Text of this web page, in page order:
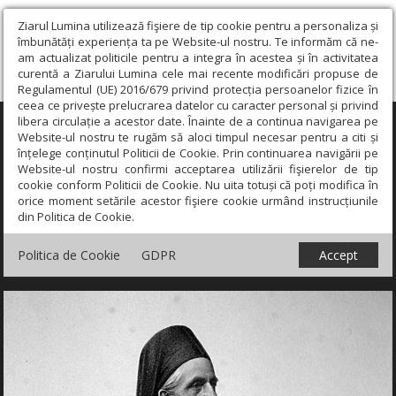
Ziarul Lumina utilizează fişiere de tip cookie pentru a personaliza și
îmbunătăți experiența ta pe Website-ul nostru. Te informăm că ne-
am actualizat politicile pentru a integra în acestea și în activitatea
curentă a Ziarului Lumina cele mai recente modificări propuse de
Regulamentul (UE) 2016/679 privind protecția persoanelor fizice în
ceea ce privește prelucrarea datelor cu caracter personal și privind
libera circulație a acestor date. Înainte de a continua navigarea pe
Website-ul nostru te rugăm să aloci timpul necesar pentru a citi și
înțelege conținutul Politicii de Cookie. Prin continuarea navigării pe
Website-ul nostru confirmi acceptarea utilizării fişierelor de tip
cookie conform Politicii de Cookie. Nu uita totuși că poți modifica în
orice moment setările acestor fişiere cookie urmând instrucțiunile
din Politica de Cookie.
Politica de Cookie GDPR Accept
×